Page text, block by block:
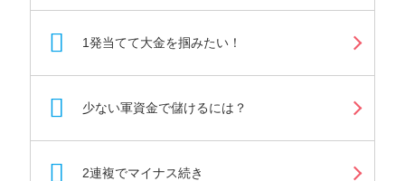
1発当てて大金を掴みたい！
少ない軍資金で儲けるには？
2連複でマイナス続き